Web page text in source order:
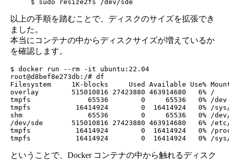
以上の手順を踏むことで、ディスクのサイズを拡張でき
ました。
本当にコンテナの中からディスクサイズが増えているか
を確認します。
$ docker run --rm -it ubuntu:22.04
root@d8bef8e273db:/# df
Filesystem     1K-blocks     Used Available Use%
overlay        515010816 27423880 463914680   6% /
tmpfs              65536        0     65536   0% /dev
tmpfs           16414924        0  16414924   0% /
shm                65536        0     65536   0% /dev/
/dev/sde       515010816 27423880 463914680   6% /
tmpfs           16414924        0  16414924   0% /
ということで、Docker コンテナの中から触れるディスク